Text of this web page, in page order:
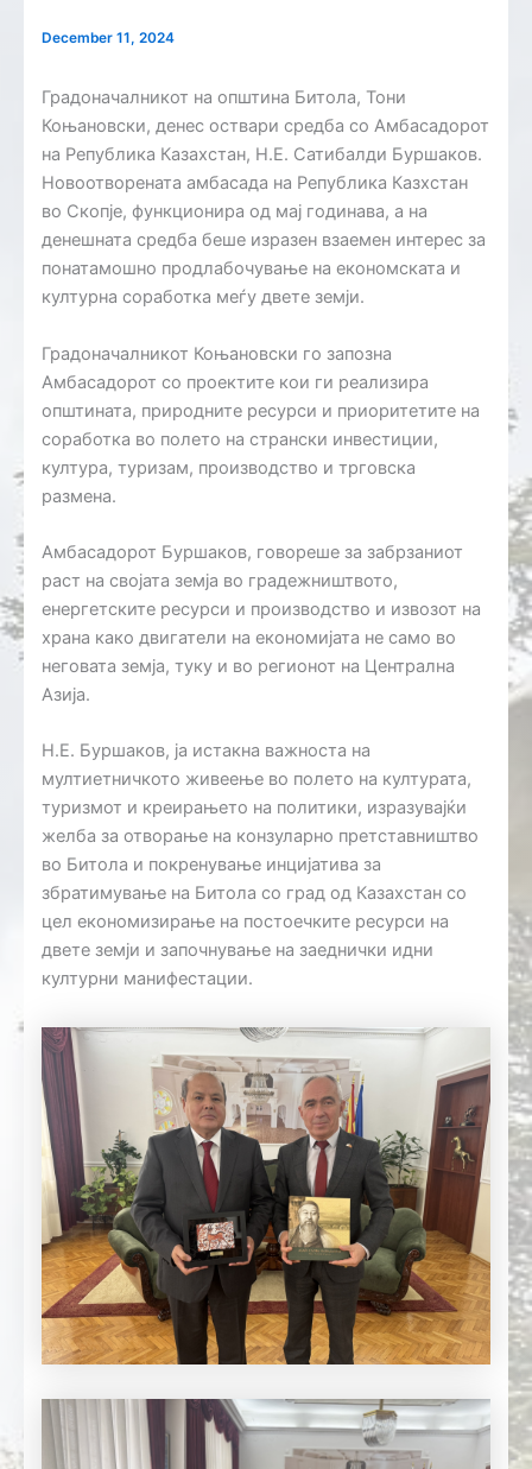
December 11, 2024
Градоначалникот на општина Битола, Тони
Коњановски, денес оствари средба со Амбасадорот
на Република Казахстан, Н.Е. Сатибалди Буршаков.
Новоотворената амбасада на Република Казхстан
во Скопје, функционира од мај годинава, а на
денешната средба беше изразен взаемен интерес за
понатамошно продлабочување на економската и
културна соработка меѓу двете земји.
Градоначалникот Коњановски го запозна
Амбасадорот со проектите кои ги реализира
општината, природните ресурси и приоритетите на
соработка во полето на странски инвестиции,
култура, туризам, производство и трговска
размена.
Амбасадорот Буршаков, говореше за забрзаниот
раст на својата земја во градежништвото,
енергетските ресурси и производство и извозот на
храна како двигатели на економијата не само во
неговата земја, туку и во регионот на Централна
Азија.
Н.Е. Буршаков, ја истакна важноста на
мултиетничкото живеење во полето на културата,
туризмот и креирањето на политики, изразувајќи
желба за отворање на конзуларно претставништво
во Битола и покренување инцијатива за
збратимување на Битола со град од Казахстан со
цел економизирање на постоечките ресурси на
двете земји и започнување на заеднички идни
културни манифестации.